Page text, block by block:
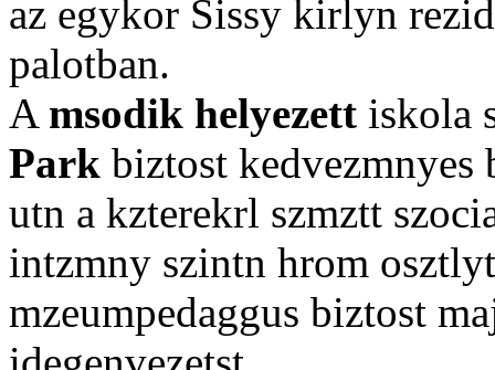
az egykor Sissy kirlyn
palotban.
A msodik helyezett iskola
Park biztost kedvezmnyes
utn a kzterekrl szmztt
intzmny szintn hrom
mzeumpedaggus biztost